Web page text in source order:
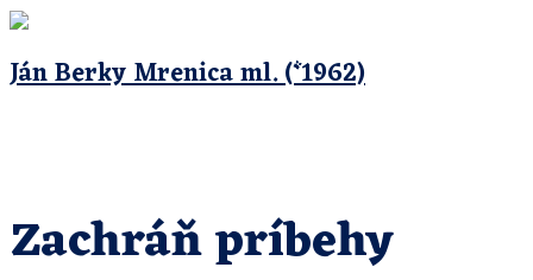
Ján Berky Mrenica ml. (*1962)
Zachráň príbehy